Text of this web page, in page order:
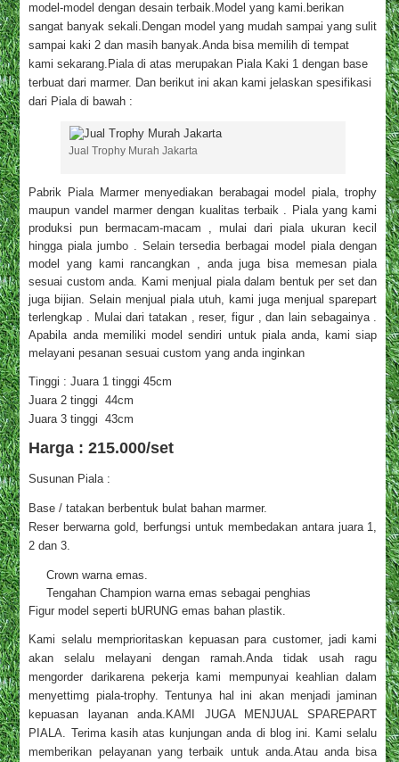
model-model dengan desain terbaik.Model yang kami.berikan
sangat banyak sekali.Dengan model yang mudah sampai yang sulit
sampai kaki 2 dan masih banyak.Anda bisa memilih di tempat
kami sekarang.Piala di atas merupakan Piala Kaki 1 dengan base
terbuat dari marmer. Dan berikut ini akan kami jelaskan spesifikasi
dari Piala di bawah :
Jual Trophy Murah Jakarta
Pabrik Piala Marmer menyediakan berabagai model piala, trophy
maupun vandel marmer dengan kualitas terbaik . Piala yang kami
produksi pun bermacam-macam , mulai dari piala ukuran kecil
hingga piala jumbo . Selain tersedia berbagai model piala dengan
model yang kami rancangkan , anda juga bisa memesan piala
sesuai custom anda. Kami menjual piala dalam bentuk per set dan
juga bijian. Selain menjual piala utuh, kami juga menjual sparepart
terlengkap . Mulai dari tatakan , reser, figur , dan lain sebagainya .
Apabila anda memiliki model sendiri untuk piala anda, kami siap
melayani pesanan sesuai custom yang anda inginkan
Tinggi : Juara 1 tinggi 45cm
Juara 2 tinggi 44cm
Juara 3 tinggi 43cm
Harga : 215.000/set
Susunan Piala :
Base / tatakan berbentuk bulat bahan marmer.
Reser berwarna gold, berfungsi untuk membedakan antara juara 1,
2 dan 3.
Crown warna emas.
Tengahan Champion warna emas sebagai penghias
Figur model seperti bURUNG emas bahan plastik.
Kami selalu memprioritaskan kepuasan para customer, jadi kami
akan selalu melayani dengan ramah.Anda tidak usah ragu
mengorder darikarena pekerja kami mempunyai keahlian dalam
menyettimg piala-trophy. Tentunya hal ini akan menjadi jaminan
kepuasan layanan anda.KAMI JUGA MENJUAL SPAREPART
PIALA. Terima kasih atas kunjungan anda di blog ini. Kami selalu
memberikan pelayanan yang terbaik untuk anda.Atau anda bisa